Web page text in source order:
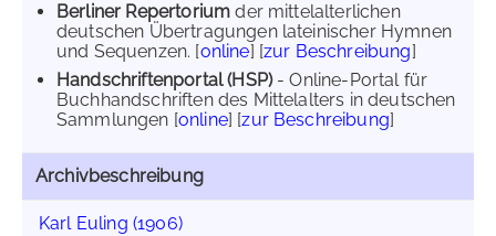
Berliner Repertorium der mittelalterlichen
deutschen Übertragungen lateinischer Hymnen
und Sequenzen. [online] [zur Beschreibung]
Handschriftenportal (HSP)- Online-Portal für
Buchhandschriften des Mittelalters in deutschen
Sammlungen [online] [zur Beschreibung]
Archivbeschreibung
Karl Euling (1906)